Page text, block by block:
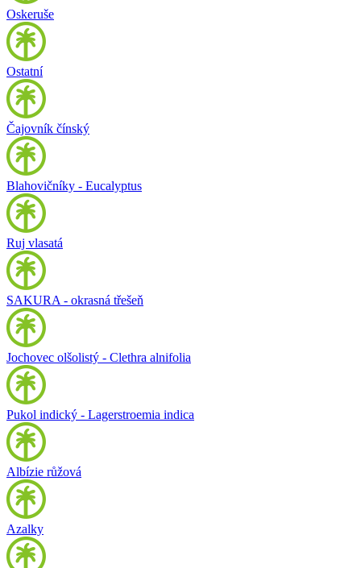
Oskeruše
Ostatní
Čajovník čínský
Blahovičníky - Eucalyptus
Ruj vlasatá
SAKURA - okrasná třešeň
Jochovec olšolistý - Clethra alnifolia
Pukol indický - Lagerstroemia indica
Albízie růžová
Azalky